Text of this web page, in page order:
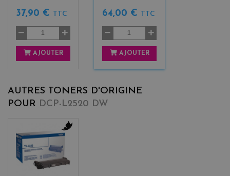
37,90 € TTC
AJOUTER
64,00 € TTC
AJOUTER
AUTRES TONERS D'ORIGINE
POUR DCP-L2520 DW
b
l
a
c